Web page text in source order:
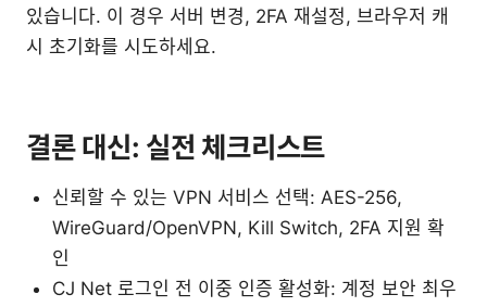
있습니다. 이 경우 서버 변경, 2FA 재설정, 브라우저 캐
시 초기화를 시도하세요.
결론 대신: 실전 체크리스트
신뢰할 수 있는 VPN 서비스 선택: AES-256,
WireGuard/OpenVPN, Kill Switch, 2FA 지원 확
인
CJ Net 로그인 전 이중 인증 활성화: 계정 보안 최우